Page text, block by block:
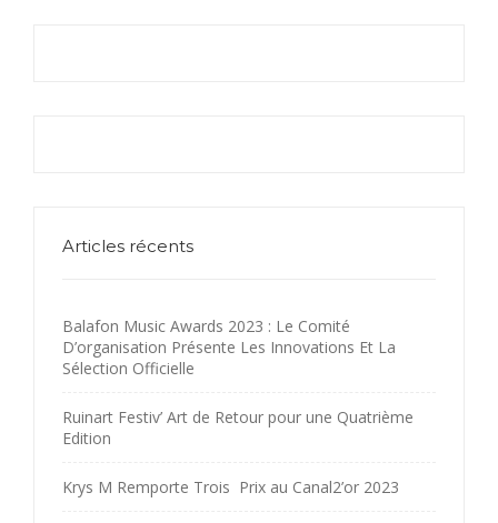
Articles récents
Balafon Music Awards 2023 : Le Comité
D’organisation Présente Les Innovations Et La
Sélection Officielle
Ruinart Festiv’ Art de Retour pour une Quatrième
Edition
Krys M Remporte Trois Prix au Canal2’or 2023